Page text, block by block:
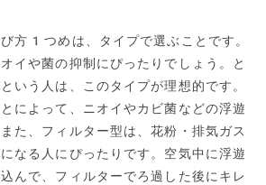
方1つめは、タイプで選ぶことです。
イや菌の抑制にぴったりでしょう。と
いう人は、このタイプが理想的です。
によって、ニオイやカビ菌などの浮遊
た、フィルター型は、花粉・排気ガス
なる人にぴったりです。空気中に浮遊
んで、フィルターでろ過した後にキレ